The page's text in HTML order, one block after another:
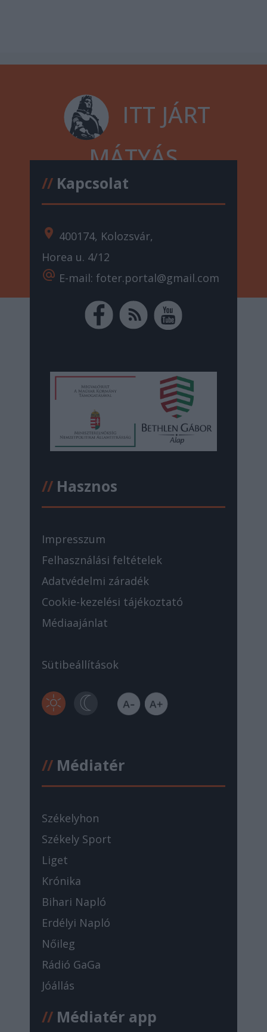
ITT JÁRT
MÁTYÁS
//Kapcsolat
location_on 400174, Kolozsvár,
Horea u. 4/12
alternate_email E-mail: foter.portal@gmail.com
//Hasznos
Impresszum
Felhasználási feltételek
Adatvédelmi záradék
Cookie-kezelési tájékoztató
Médiaajánlat
Sütibeállítások
//Médiatér
Székelyhon
Székely Sport
Liget
Krónika
Bihari Napló
Erdélyi Napló
Nőileg
Rádió GaGa
Jóállás
//Médiatér app